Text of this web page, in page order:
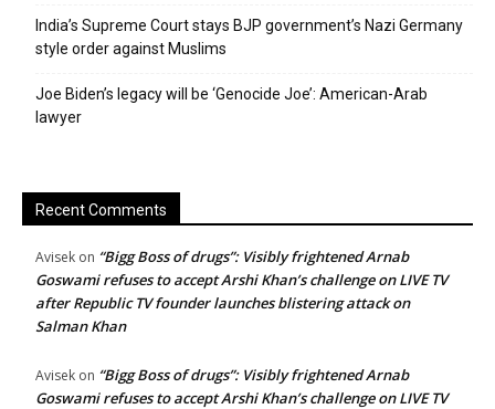
India’s Supreme Court stays BJP government’s Nazi Germany
style order against Muslims
Joe Biden’s legacy will be ‘Genocide Joe’: American-Arab
lawyer
Recent Comments
Avisek on “Bigg Boss of drugs”: Visibly frightened Arnab
Goswami refuses to accept Arshi Khan’s challenge on LIVE TV
after Republic TV founder launches blistering attack on
Salman Khan
Avisek on “Bigg Boss of drugs”: Visibly frightened Arnab
Goswami refuses to accept Arshi Khan’s challenge on LIVE TV